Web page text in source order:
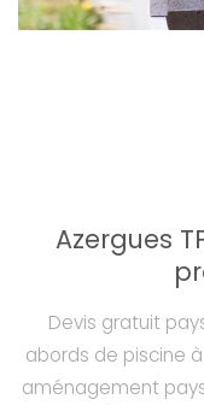
Azergues
Devis gratuit
abords de piscine
aménagement